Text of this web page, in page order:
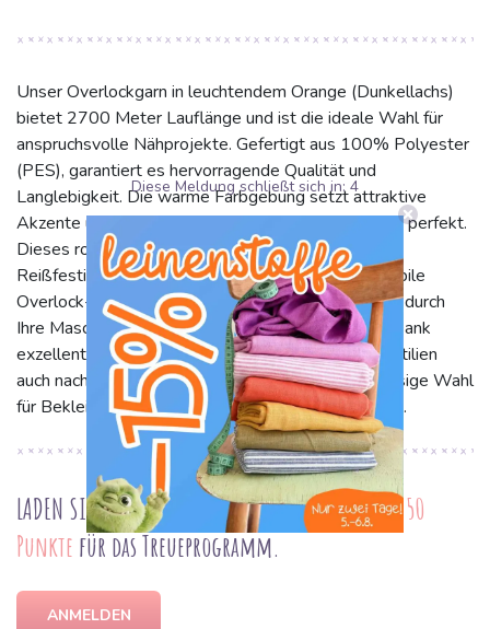
Unser Overlockgarn in leuchtendem Orange (Dunkellachs)
bietet 2700 Meter Lauflänge und ist die ideale Wahl für
anspruchsvolle Nähprojekte. Gefertigt aus 100% Polyester
(PES), garantiert es hervorragende Qualität und
Langlebigkeit. Die warme Farbgebung setzt attraktive
Akzente und ergänzt vielfältige Stoffe und Designs perfekt.
Dieses robuste Garn überzeugt durch seine hohe
Reißfestigkeit und Strapazierfähigkeit, ideal für stabile
Overlock- und Coverstichnähte. Es gleitet mühelos durch
Ihre Maschine für ein präzises, sauberes Nahtbild. Dank
exzellenter Farbechtheit bleiben Ihre genähten Textilien
auch nach vielen Wäschen strahlend. Eine zuverlässige Wahl
für Bekleidung, Heimtextilien und kreative Arbeiten.
LADEN SIE HIER EIN FOTO HOCH UND ERHALTEN SIE50
Punkte für das Treueprogramm.
ANMELDEN
Diese Meldung schließt sich in: 4